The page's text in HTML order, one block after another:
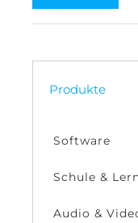
Preis
Preis
Produkte
Software
Schule &
Audio &